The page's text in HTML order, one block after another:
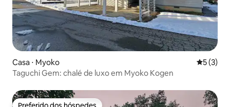
Casa ⋅ Myoko 5 de
5 (3)
Taguchi Gem: chalé de luxo em Myoko Kogen